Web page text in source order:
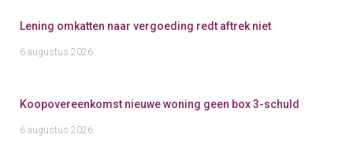
Lening omkatten naar vergoeding redt aftrek niet
6 augustus 2026
Koopovereenkomst nieuwe woning geen box 3-schuld
6 augustus 2026